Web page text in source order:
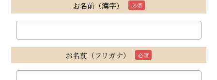
お名前（漢字） 必須
お名前（フリガナ） 必須